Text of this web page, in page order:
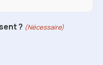
? (Nécessaire)